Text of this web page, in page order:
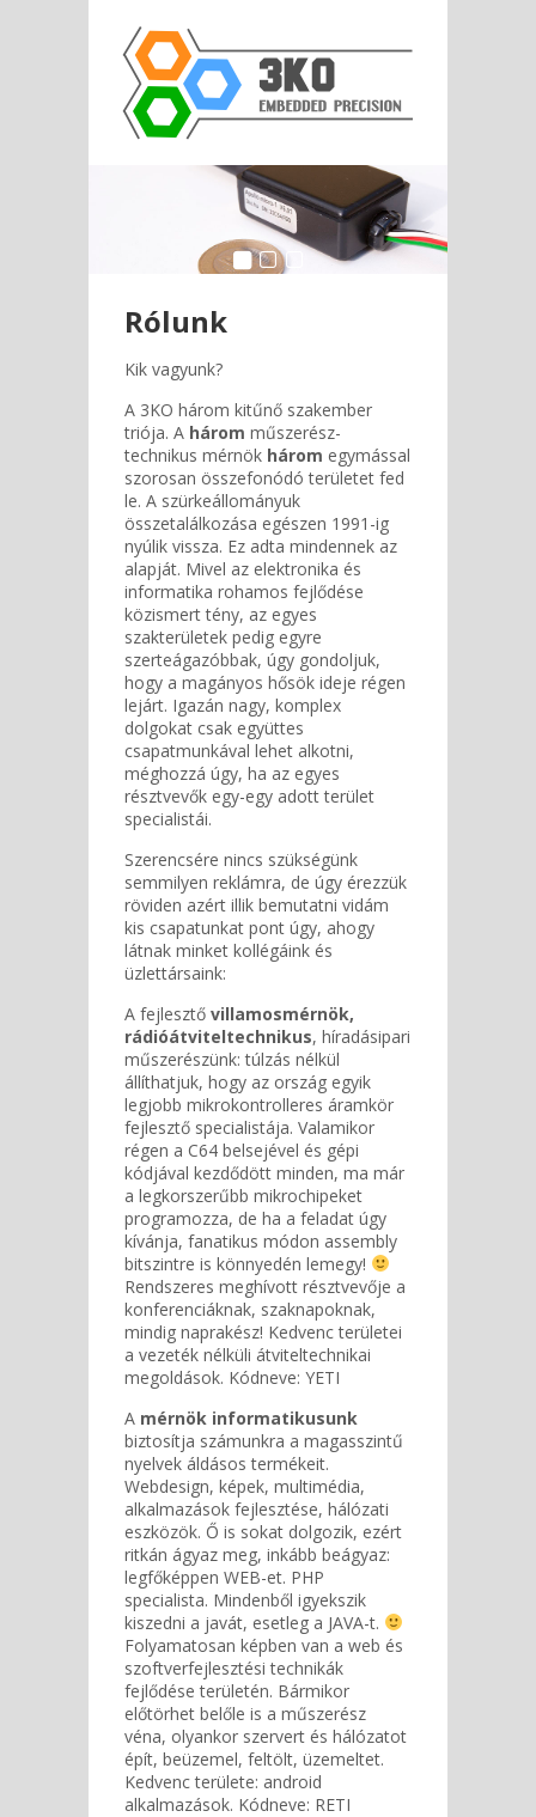
Rólunk
Kik vagyunk?
A 3KO három kitűnő szakember
triója. A három műszerész-
technikus mérnök három egymással
szorosan összefonódó területet fed
le. A szürkeállományuk
összetalálkozása egészen 1991-ig
nyúlik vissza. Ez adta mindennek az
alapját. Mivel az elektronika és
informatika rohamos fejlődése
közismert tény, az egyes
szakterületek pedig egyre
szerteágazóbbak, úgy gondoljuk,
hogy a magányos hősök ideje régen
lejárt. Igazán nagy, komplex
dolgokat csak együttes
csapatmunkával lehet alkotni,
méghozzá úgy, ha az egyes
résztvevők egy-egy adott terület
specialistái.
Szerencsére nincs szükségünk
semmilyen reklámra, de úgy érezzük
röviden azért illik bemutatni vidám
kis csapatunkat pont úgy, ahogy
látnak minket kollégáink és
üzlettársaink:
A fejlesztő villamosmérnök,
rádióátviteltechnikus, híradásipari
műszerészünk: túlzás nélkül
állíthatjuk, hogy az ország egyik
legjobb mikrokontrolleres áramkör
fejlesztő specialistája. Valamikor
régen a C64 belsejével és gépi
kódjával kezdődött minden, ma már
a legkorszerűbb mikrochipeket
programozza, de ha a feladat úgy
kívánja, fanatikus módon assembly
bitszintre is könnyedén lemegy!
Rendszeres meghívott résztvevője a
konferenciáknak, szaknapoknak,
mindig naprakész! Kedvenc területei
a vezeték nélküli átviteltechnikai
megoldások. Kódneve: YETI
A mérnök informatikusunk
biztosítja számunkra a magasszintű
nyelvek áldásos termékeit.
Webdesign, képek, multimédia,
alkalmazások fejlesztése, hálózati
eszközök. Ő is sokat dolgozik, ezért
ritkán ágyaz meg, inkább beágyaz:
legfőképpen WEB-et. PHP
specialista. Mindenből igyekszik
kiszedni a javát, esetleg a JAVA-t.
Folyamatosan képben van a web és
szoftverfejlesztési technikák
fejlődése területén. Bármikor
előtörhet belőle is a műszerész
véna, olyankor szervert és hálózatot
épít, beüzemel, feltölt, üzemeltet.
Kedvenc területe: android
alkalmazások. Kódneve: RETI